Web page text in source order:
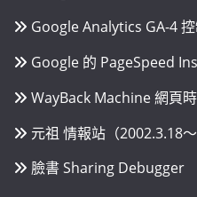
Google Analytics GA-4
Google 的 PageSpeed
WayBack Machine 網頁
元祖 情報站（2002.3.18～
臉書 Sharing Debugger